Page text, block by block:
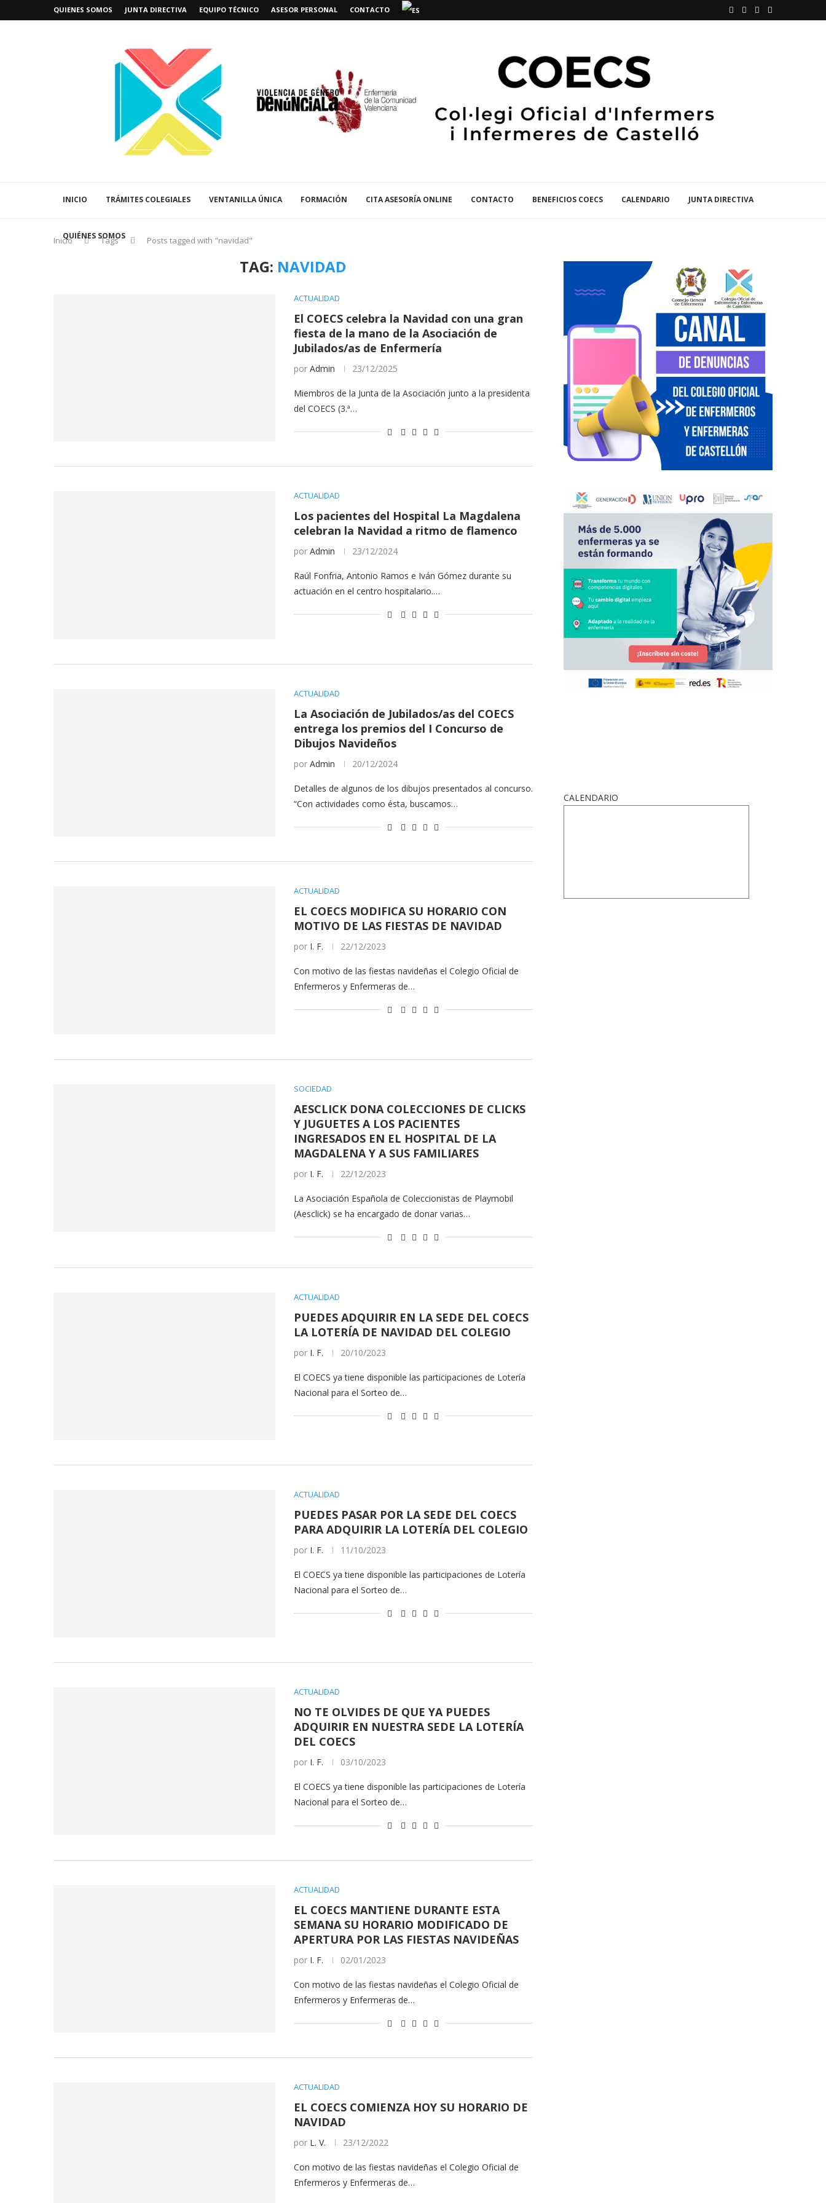
QUIENES SOMOS JUNTA DIRECTIVA EQUIPO TÉCNICO ASESOR PERSONAL CONTACTO
INICIO TRÁMITES COLEGIALES VENTANILLA ÚNICA FORMACIÓN CITA ASESORÍA ONLINE CONTACTO BENEFICIOS COECS CALENDARIO JUNTA DIRECTIVA
QUIÉNES SOMOS
Inicio Tags Posts tagged with "navidad"
TAG: NAVIDAD
ACTUALIDAD
El COECS celebra la Navidad con una gran
fiesta de la mano de la Asociación de
Jubilados/as de Enfermería
por Admin 23/12/2025
Miembros de la Junta de la Asociación junto a la presidenta
del COECS (3.ª…
ACTUALIDAD
Los pacientes del Hospital La Magdalena
celebran la Navidad a ritmo de flamenco
por Admin 23/12/2024
Raúl Fonfria, Antonio Ramos e Iván Gómez durante su
actuación en el centro hospitalario.…
ACTUALIDAD
La Asociación de Jubilados/as del COECS
entrega los premios del I Concurso de
Dibujos Navideños
por Admin 20/12/2024
Detalles de algunos de los dibujos presentados al concurso.
“Con actividades como ésta, buscamos…
ACTUALIDAD
EL COECS MODIFICA SU HORARIO CON
MOTIVO DE LAS FIESTAS DE NAVIDAD
por I. F. 22/12/2023
Con motivo de las fiestas navideñas el Colegio Oficial de
Enfermeros y Enfermeras de…
SOCIEDAD
AESCLICK DONA COLECCIONES DE CLICKS
Y JUGUETES A LOS PACIENTES
INGRESADOS EN EL HOSPITAL DE LA
MAGDALENA Y A SUS FAMILIARES
por I. F. 22/12/2023
La Asociación Española de Coleccionistas de Playmobil
(Aesclick) se ha encargado de donar varias…
ACTUALIDAD
PUEDES ADQUIRIR EN LA SEDE DEL COECS
LA LOTERÍA DE NAVIDAD DEL COLEGIO
por I. F. 20/10/2023
El COECS ya tiene disponible las participaciones de Lotería
Nacional para el Sorteo de…
ACTUALIDAD
PUEDES PASAR POR LA SEDE DEL COECS
PARA ADQUIRIR LA LOTERÍA DEL COLEGIO
por I. F. 11/10/2023
El COECS ya tiene disponible las participaciones de Lotería
Nacional para el Sorteo de…
ACTUALIDAD
NO TE OLVIDES DE QUE YA PUEDES
ADQUIRIR EN NUESTRA SEDE LA LOTERÍA
DEL COECS
por I. F. 03/10/2023
El COECS ya tiene disponible las participaciones de Lotería
Nacional para el Sorteo de…
ACTUALIDAD
EL COECS MANTIENE DURANTE ESTA
SEMANA SU HORARIO MODIFICADO DE
APERTURA POR LAS FIESTAS NAVIDEÑAS
por I. F. 02/01/2023
Con motivo de las fiestas navideñas el Colegio Oficial de
Enfermeros y Enfermeras de…
ACTUALIDAD
EL COECS COMIENZA HOY SU HORARIO DE
NAVIDAD
por L. V. 23/12/2022
Con motivo de las fiestas navideñas el Colegio Oficial de
Enfermeros y Enfermeras de…
CALENDARIO